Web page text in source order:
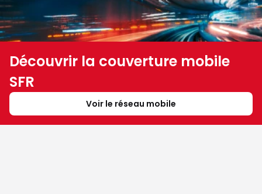
Découvrir la couverture mobile
SFR
Voir le réseau mobile